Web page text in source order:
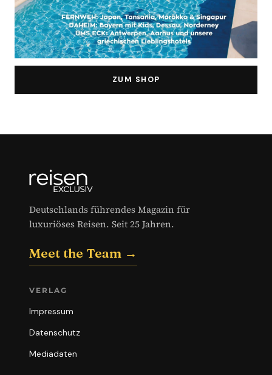
ZUM SHOP
Deutschlands führendes Magazin für
luxuriöses Reisen. Seit 25 Jahren.
Meet the Team →
VERLAG
Impressum
Datenschutz
Mediadaten